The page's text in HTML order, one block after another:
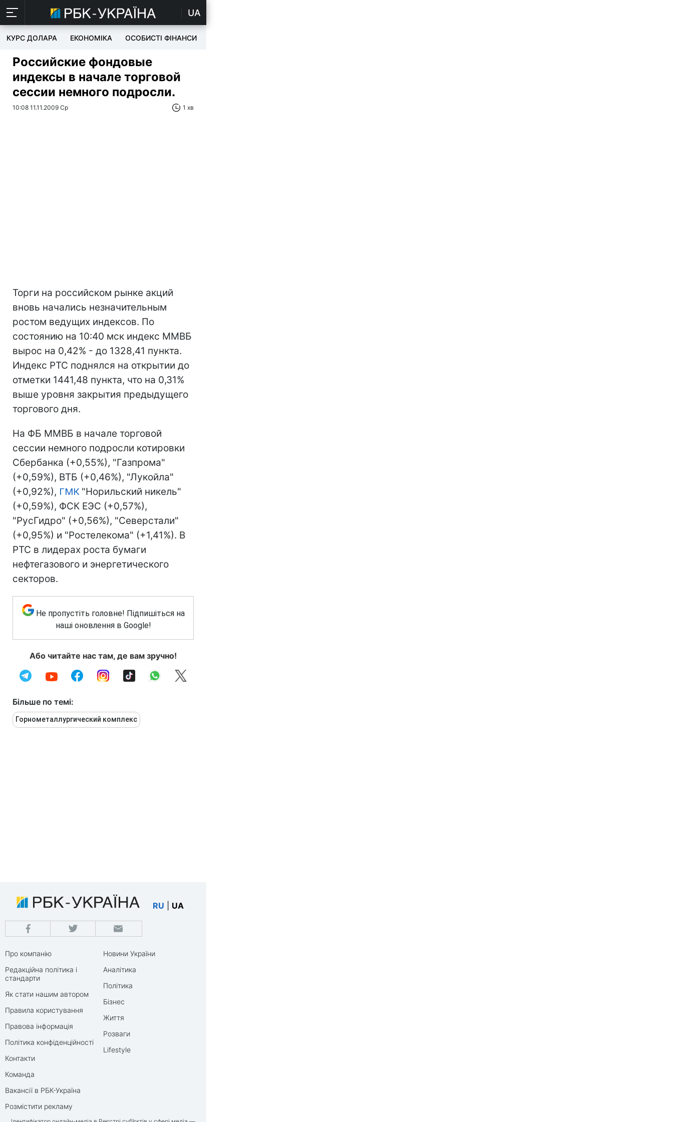
UA
КУРС ДОЛАРА ЕКОНОМІКА ОСОБИСТІ ФІНАНСИ
Российские фондовые
индексы в начале торговой
сессии немного подросли.
10:08 11.11.2009 Ср 1 хв
Торги на российском рынке акций
вновь начались незначительным
ростом ведущих индексов. По
состоянию на 10:40 мск индекс ММВБ
вырос на 0,42% - до 1328,41 пункта.
Индекс РТС поднялся на открытии до
отметки 1441,48 пункта, что на 0,31%
выше уровня закрытия предыдущего
торгового дня.
На ФБ ММВБ в начале торговой
сессии немного подросли котировки
Сбербанка (+0,55%), "Газпрома"
(+0,59%), ВТБ (+0,46%), "Лукойла"
(+0,92%), ГМК"Норильский никель"
(+0,59%), ФСК ЕЭС (+0,57%),
"РусГидро" (+0,56%), "Северстали"
(+0,95%) и "Ростелекома" (+1,41%). В
РТС в лидерах роста бумаги
нефтегазового и энергетического
секторов.
Не пропустіть головне! Підпишіться на
наші оновлення в Google!
Або читайте нас там, де вам зручно!
Більше по темі:
Горнометаллургический комплекс
RU UA
Про компанію
Редакційна політика і
стандарти
Як стати нашим автором
Правила користування
Правова інформація
Політика конфіденційності
Контакти
Команда
Вакансії в РБК-Україна
Розмістити рекламу
Новини України
Аналітика
Політика
Бізнес
Життя
Розваги
Lifestyle